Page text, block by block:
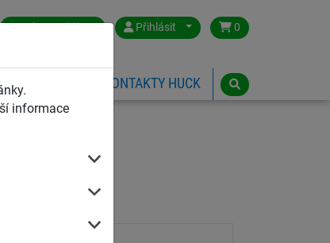
informace
Czech Republic Přihlásit 0
KONTAKTY HUCK